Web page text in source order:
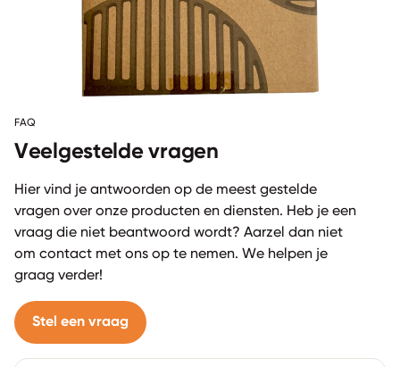
FAQ
Veelgestelde vragen
Hier vind je antwoorden op de meest gestelde
vragen over onze producten en diensten. Heb je een
vraag die niet beantwoord wordt? Aarzel dan niet
om contact met ons op te nemen. We helpen je
graag verder!
Stel een vraag